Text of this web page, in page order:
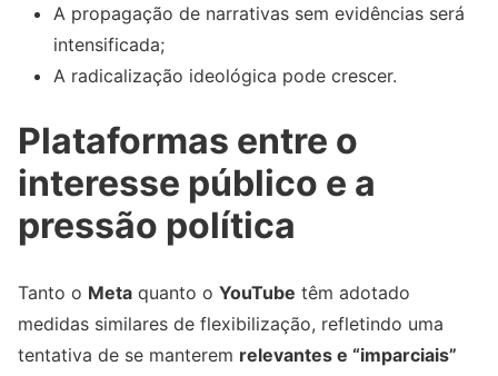
A propagação de narrativas sem evidências será
intensificada;
A radicalização ideológica pode crescer.
Plataformas entre o
interesse público e a
pressão política
Tanto o Meta quanto o YouTube têm adotado
medidas similares de flexibilização, refletindo uma
tentativa de se manterem relevantes e “imparciais”